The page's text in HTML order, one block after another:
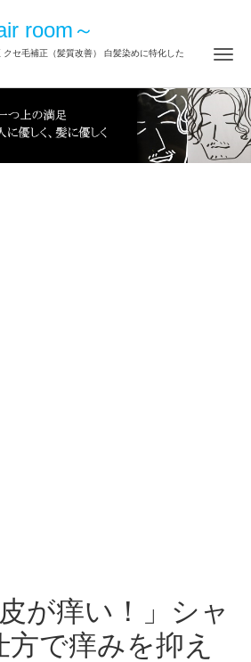
room～
セ毛補正（髪質改善） 白髪染めに特化した
ナ
が痒い！」シャ
で痒みを抑え